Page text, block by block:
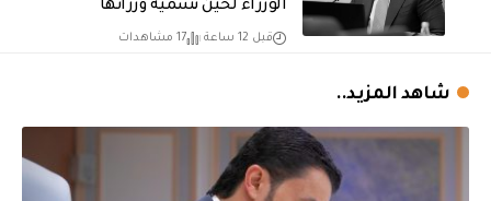
الوزراء لحين تسمية وزرائها
قبل 12 ساعة 17 مشاهدات
شاهد المزيد..